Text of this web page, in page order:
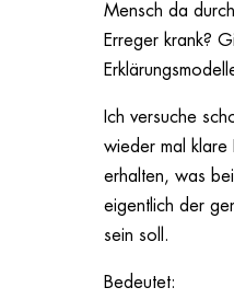
Mensch da
Erreger krank?
Ich versuche
wieder mal klare
erhalten, was
eigentlich der
sein soll.
Bedeutet: